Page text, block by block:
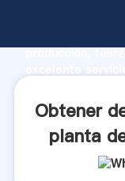
producción,
valor y aporta
Obtener
planta